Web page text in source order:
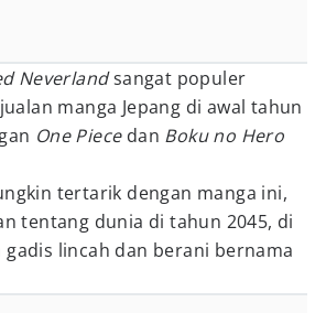
Neverlandsangat populer
manga Jepang di awal tahun
One Piece dan Boku no Hero
tertarik dengan manga ini,
tentang dunia di tahun 2045, di
lincah dan berani bernama